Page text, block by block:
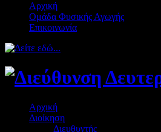
Αρχική
Ομάδα Φυσικής Αγωγής
Επικοινωνία
Αρχική
Διοίκηση
Διευθυντής